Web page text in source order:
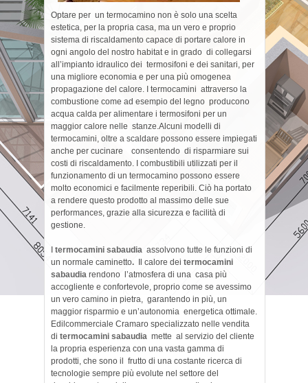
Optare per un termocamino non è solo una scelta
estetica, per la propria casa, ma un vero e proprio
sistema di riscaldamento capace di portare calore in
ogni angolo del nostro habitat e in grado di collegarsi
all’impianto idraulico dei termosifoni e dei sanitari, per
una migliore economia e per una più omogenea
propagazione del calore. I termocamini attraverso la
combustione come ad esempio del legno producono
acqua calda per alimentare i termosifoni per un
maggior calore nelle stanze.Alcuni modelli di
termocamini, oltre a scaldare possono essere impiegati
anche per cucinare consentendo di risparmiare sui
costi di riscaldamento. I combustibili utilizzati per il
funzionamento di un termocamino possono essere
molto economici e facilmente reperibili. Ciò ha portato
a rendere questo prodotto al massimo delle sue
performances, grazie alla sicurezza e facilità di
gestione.
termocamini sabaudia assolvono tutte le funzioni di
un normale caminetto. Il calore dei termocamini
sabaudia rendono l’atmosfera di una casa più
accogliente e confortevole, proprio come se avessimo
un vero camino in pietra, garantendo in più, un
maggior risparmio e un’autonomia energetica ottimale.
Edilcommerciale Cramaro specializzato nelle vendita
di termocamini sabaudia mette al servizio del cliente
la propria esperienza con una vasta gamma di
prodotti, che sono il frutto di una costante ricerca di
tecnologie sempre più evolute nel settore del